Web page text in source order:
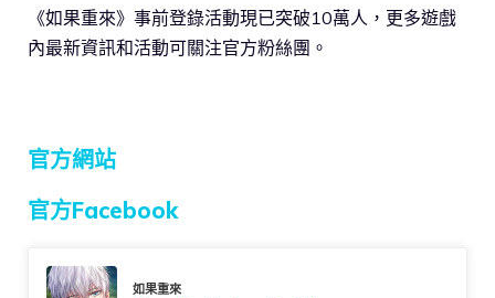
《如果重來》事前登錄活動現已突破10萬人，更多遊戲
內最新資訊和活動可關注官方粉絲團。
官方網站
官方Facebook
如果重來